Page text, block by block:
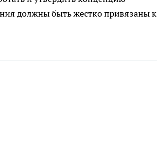
должны быть жестко привязаны к